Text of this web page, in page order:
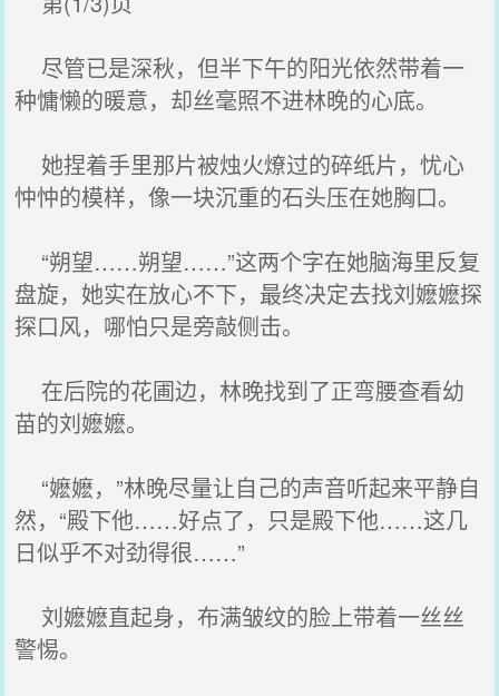
尽管已是深秋，但半下午的阳光依然带着一
种慵懒的暖意，却丝毫照不进林晚的心底。
她捏着手里那片被烛火燎过的碎纸片，忧心
忡忡的模样，像一块沉重的石头压在她胸口。
“朔望……朔望……”这两个字在她脑海里反复
盘旋，她实在放心不下，最终决定去找刘嬷嬷探
探口风，哪怕只是旁敲侧击。
在后院的花圃边，林晚找到了正弯腰查看幼
苗的刘嬷嬷。
“嬷嬷，”林晚尽量让自己的声音听起来平静自
然，“殿下他……好点了，只是殿下他……这几
日似乎不对劲得很……”
刘嬷嬷直起身，布满皱纹的脸上带着一丝丝
警惕。